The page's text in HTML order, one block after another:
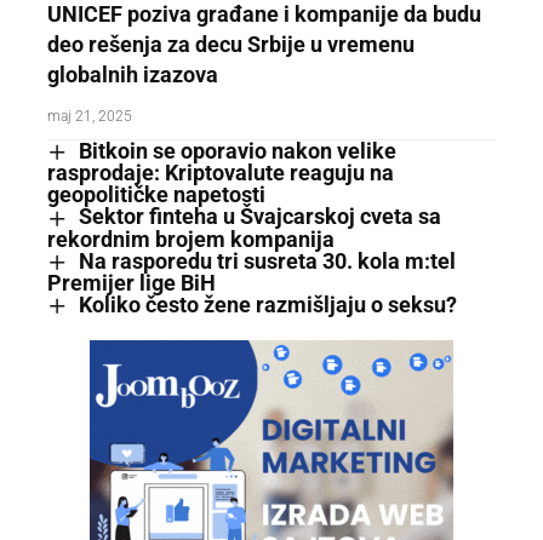
UNICEF poziva građane i kompanije da budu
deo rešenja za decu Srbije u vremenu
globalnih izazova
maj 21, 2025
Bitkoin se oporavio nakon velike
rasprodaje: Kriptovalute reaguju na
geopolitičke napetosti
Sektor finteha u Švajcarskoj cveta sa
rekordnim brojem kompanija
Na rasporedu tri susreta 30. kola m:tel
Premijer lige BiH
Koliko često žene razmišljaju o seksu?